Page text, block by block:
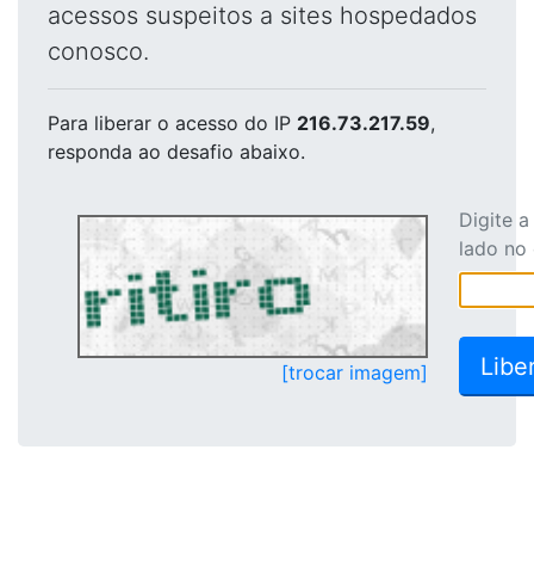
acessos suspeitos a sites hospedados
conosco.
Para liberar o acesso do IP 216.73.217.59,
responda ao desafio abaixo.
[trocar imagem]
Digite
lado no